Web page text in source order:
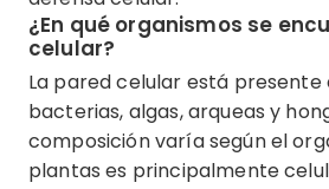
¿En qué organismos se
celular?
La pared celular está presente
bacterias, algas, arqueas y
composición varía según el
plantas es principalmente